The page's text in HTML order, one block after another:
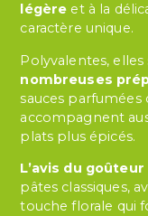
légère et à la
caractère unique.
Polyvalentes, elles
nombreuses
sauces parfumées
accompagnent
plats plus épicés.
L’avis du goûteur
pâtes classiques,
touche florale qui